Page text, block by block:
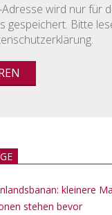
wird nur für
gespeichert. Bitte
kleinere
stehen bevor